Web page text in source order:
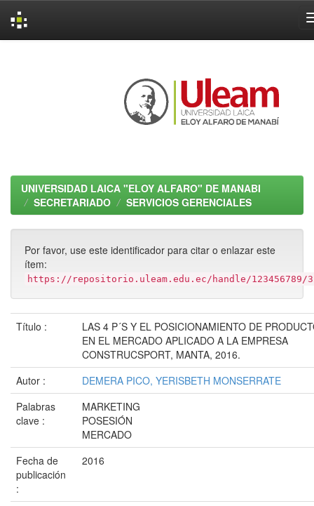
UNIVERSIDAD LAICA "ELOY ALFARO" DE MANABI
SECRETARIADO
SERVICIOS GERENCIALES
Por favor, use este identificador para citar o enlazar este
ítem:
https://repositorio.uleam.edu.ec/handle/123456789/
Título :
LAS 4 P´S Y EL POSICIONAMIENTO DE
EN EL MERCADO APLICADO A LA EMPRESA
CONSTRUCSPORT, MANTA, 2016.
Autor :
DEMERA PICO, YERISBETH MONSERRATE
Palabras
clave :
MARKETING
POSESIÓN
MERCADO
Fecha de
publicación
:
2016